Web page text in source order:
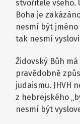
stvořitele všeho.
Boha je
nesmí být
tak nesmí
Židovský Bůh
pravědobně
judaismu. JHVH
z hebrejského
nesmí být